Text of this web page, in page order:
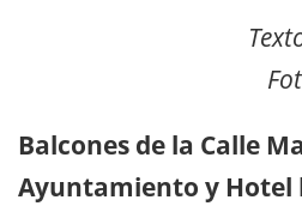
Balcones de la Calle
Ayuntamiento y Hotel